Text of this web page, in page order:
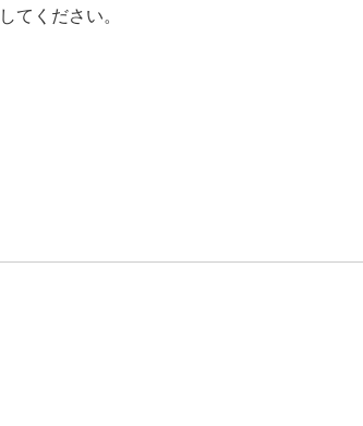
してください。